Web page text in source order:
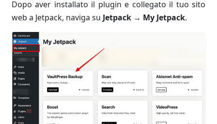
Dopo aver installato il plugin e collegato il tuo sito
web a Jetpack, naviga su Jetpack → My Jetpack.